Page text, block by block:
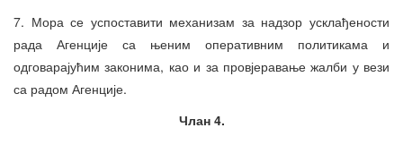
7. Мора се успоставити механизам за надзор усклађености
рада Агенције са њеним оперативним политикама и
одговарајућим законима, као и за провјеравање жалби у вези
са радом Агенције.
Члан 4.